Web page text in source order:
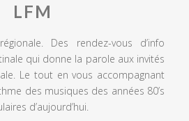
LFM
Des rendez-vous d’info
qui donne la parole aux invités
Le tout en vous accompagnant
des musiques des années 80’s
d’aujourd’hui.